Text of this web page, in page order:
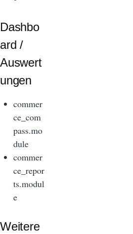
Dashbo
ard /
Auswert
ungen
commer
ce_com
pass.mo
dule
commer
ce_repor
ts.modul
e
Weitere